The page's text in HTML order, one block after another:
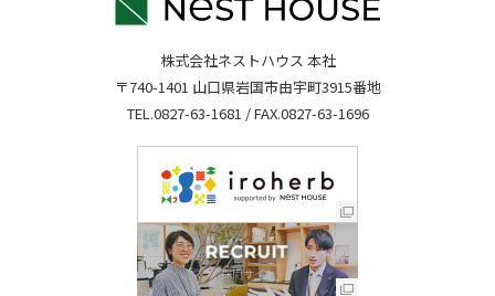
株式会社ネストハウス 本社
〒740-1401 山口県岩国市由宇町3915番地
TEL.0827-63-1681 / FAX.0827-63-1696